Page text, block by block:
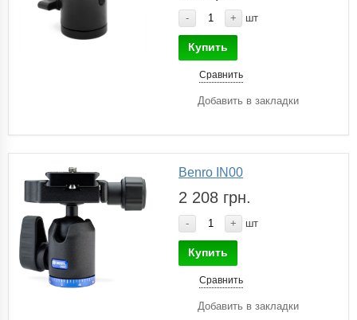
- + шт
Купить
Сравнить
Добавить в закладки
Benro IN00
2 208 грн.
- + шт
Купить
Сравнить
Добавить в закладки